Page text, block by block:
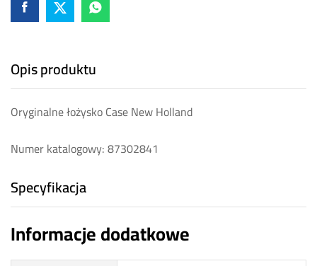
Opis produktu
Oryginalne łożysko Case New Holland
Numer katalogowy: 87302841
Specyfikacja
Informacje dodatkowe